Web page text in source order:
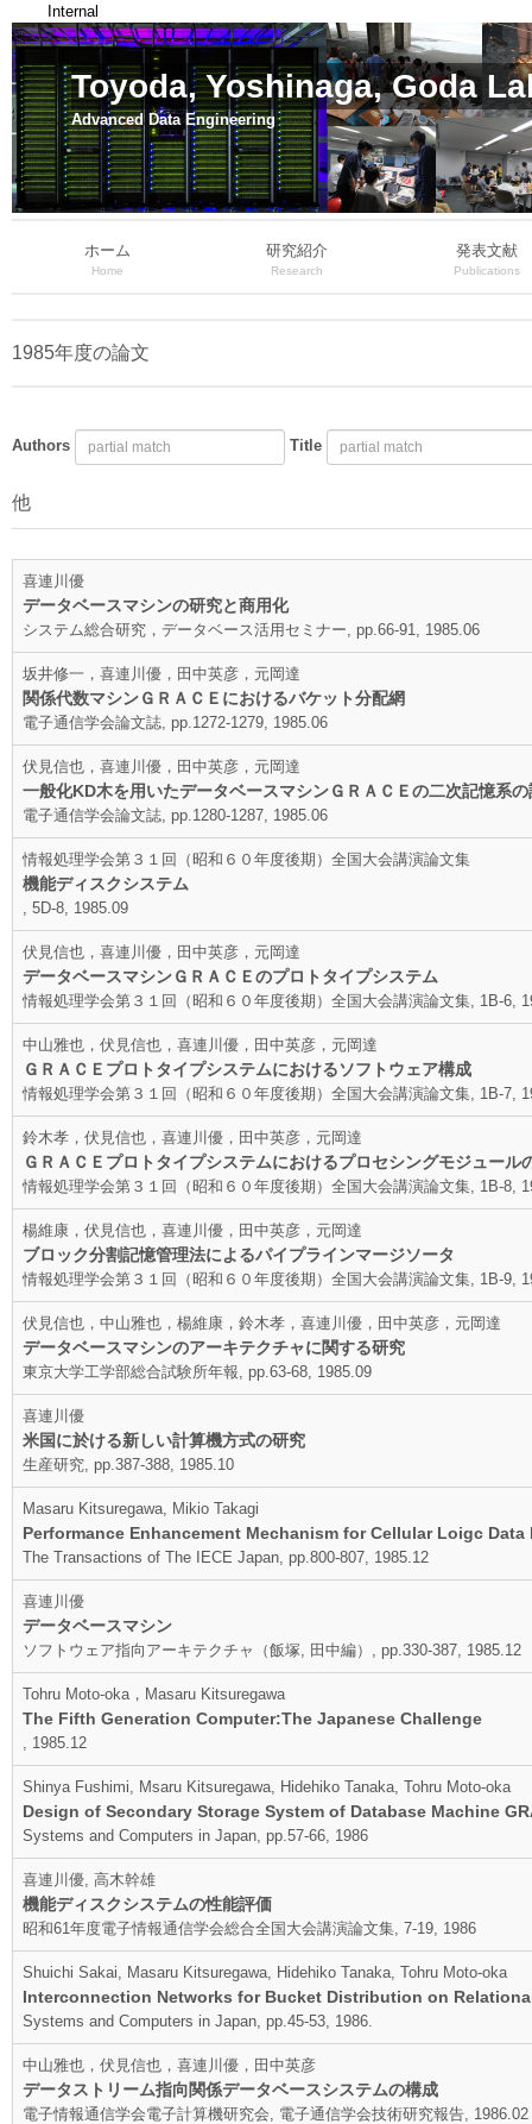
Internal
Toyoda, Yoshinaga, Goda
Advanced Data Engineering
ホーム
Home
研究紹介
Research
発表文献
Publications
1985年度の論文
Authors Title
他
喜連川優
データベースマシンの研究と商用化
システム総合研究，データベース活用セミナー, pp.66-91, 1985.06
坂井修一，喜連川優，田中英彦，元岡達
関係代数マシンＧＲＡＣＥにおけるバケット分配網
電子通信学会論文誌, pp.1272-1279, 1985.06
伏見信也，喜連川優，田中英彦，元岡達
一般化KD木を用いたデータベースマシンＧＲＡＣＥの二次記憶系の
電子通信学会論文誌, pp.1280-1287, 1985.06
情報処理学会第３１回（昭和６０年度後期）全国大会講演論文集
機能ディスクシステム
, 5D-8, 1985.09
伏見信也，喜連川優，田中英彦，元岡達
データベースマシンＧＲＡＣＥのプロトタイプシステム
情報処理学会第３１回（昭和６０年度後期）全国大会講演論文集, 1B-6,
中山雅也，伏見信也，喜連川優，田中英彦，元岡達
ＧＲＡＣＥプロトタイプシステムにおけるソフトウェア構成
情報処理学会第３１回（昭和６０年度後期）全国大会講演論文集, 1B-7,
鈴木孝，伏見信也，喜連川優，田中英彦，元岡達
ＧＲＡＣＥプロトタイプシステムにおけるプロセシングモジュール
情報処理学会第３１回（昭和６０年度後期）全国大会講演論文集, 1B-8,
楊維康，伏見信也，喜連川優，田中英彦，元岡達
ブロック分割記憶管理法によるパイプラインマージソータ
情報処理学会第３１回（昭和６０年度後期）全国大会講演論文集, 1B-9,
伏見信也，中山雅也，楊維康，鈴木孝，喜連川優，田中英彦，元岡達
データベースマシンのアーキテクチャに関する研究
東京大学工学部総合試験所年報, pp.63-68, 1985.09
喜連川優
米国に於ける新しい計算機方式の研究
生産研究, pp.387-388, 1985.10
Masaru Kitsuregawa, Mikio Takagi
Performance Enhancement Mechanism for Cellular Loigc Data
The Transactions of The IECE Japan, pp.800-807, 1985.12
喜連川優
データベースマシン
ソフトウェア指向アーキテクチャ（飯塚, 田中編）, pp.330-387, 1985.12
Tohru Moto-oka，Masaru Kitsuregawa
The Fifth Generation Computer:The Japanese Challenge
, 1985.12
Shinya Fushimi, Msaru Kitsuregawa, Hidehiko Tanaka, Tohru Moto-oka
Design of Secondary Storage System of Database Machine
Systems and Computers in Japan, pp.57-66, 1986
喜連川優, 高木幹雄
機能ディスクシステムの性能評価
昭和61年度電子情報通信学会総合全国大会講演論文集, 7-19, 1986
Shuichi Sakai, Masaru Kitsuregawa, Hidehiko Tanaka, Tohru Moto-oka
Interconnection Networks for Bucket Distribution on
Systems and Computers in Japan, pp.45-53, 1986.
中山雅也，伏見信也，喜連川優，田中英彦
データストリーム指向関係データベースシステムの構成
電子情報通信学会電子計算機研究会, 電子通信学会技術研究報告, 1986.02